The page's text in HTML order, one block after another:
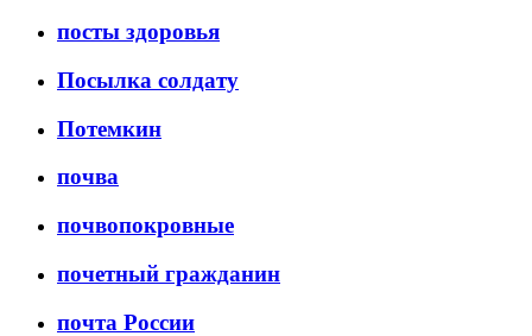
посты здоровья
Посылка солдату
Потемкин
почва
почвопокровные
почетный гражданин
почта России